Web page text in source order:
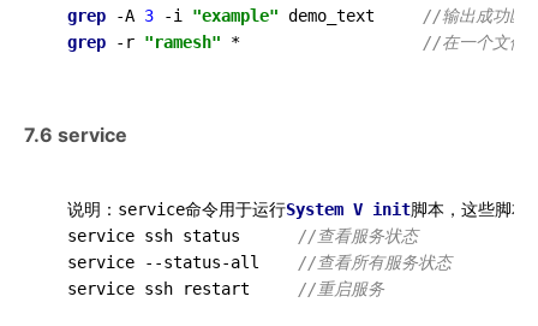
grep -A 3 -i "example" demo_text //输出成功匹
grep -r "ramesh" * //在一个文件
7.6 service
  说明：service命令用于运行
System V init脚本，这些脚本
  service ssh status
//查看服务状态
  service
--status-all //查看所有服务状态
  service ssh restart
//重启服务